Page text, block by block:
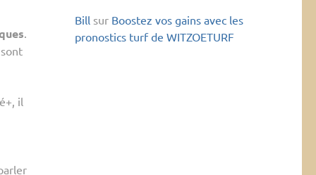
.
il
Bill sur Boostez vos gains avec les
pronostics turf de WITZOETURF